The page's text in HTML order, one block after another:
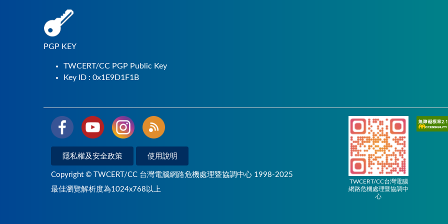
PGP KEY
TWCERT/CC PGP Public Key
Key ID : 0x1E9D1F1B
隱私權及安全政策 使用說明
Copyright © TWCERT/CC 台灣電腦網路危機處理暨協調中心 1998-2025
最佳瀏覽解析度為1024x768以上
TWCERT/CC台灣電腦
網路危機處理暨協調中
心